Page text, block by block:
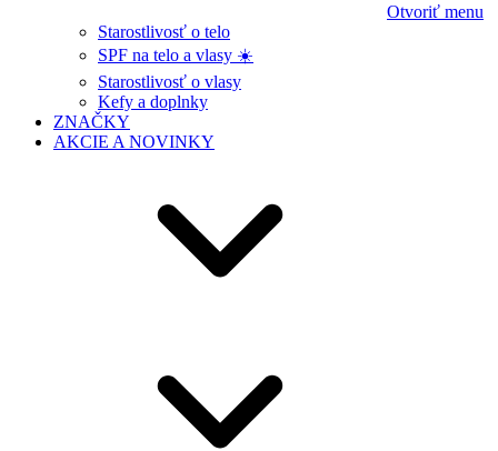
Otvoriť menu
Starostlivosť o telo
SPF na telo a vlasy ☀️
Starostlivosť o vlasy
Kefy a doplnky
ZNAČKY
AKCIE A NOVINKY